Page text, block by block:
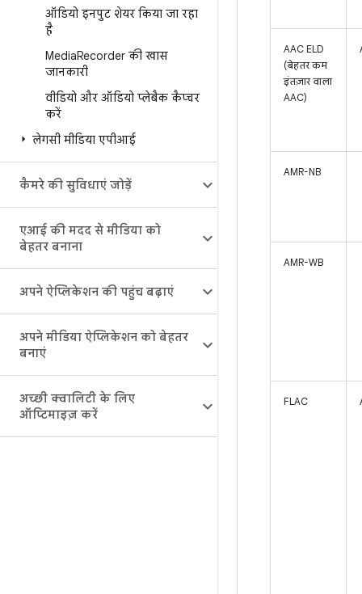
ऑडियो इनपुट शेयर किया जा रहा
है
MediaRecorder की खास
जानकारी
वीडियो और ऑडियो प्लेबैक कैप्चर
करें
लेगसी मीडिया एपीआई
कैमरे की सुविधाएं जोड़ें
एआई की मदद से मीडिया को
बेहतर बनाना
अपने ऐप्लिकेशन की पहुंच बढ़ाएं
अपने मीडिया ऐप्लिकेशन को बेहतर
बनाएं
अच्छी क्वालिटी के लिए
ऑप्टिमाइज़ करें
AAC ELD
(बेहतर कम
इंतज़ार वाला
AAC)
AMR-NB
AMR-WB
FLAC